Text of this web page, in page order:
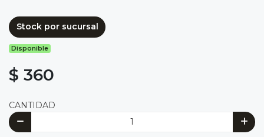
Stock por sucursal
Disponible
$ 360
CANTIDAD